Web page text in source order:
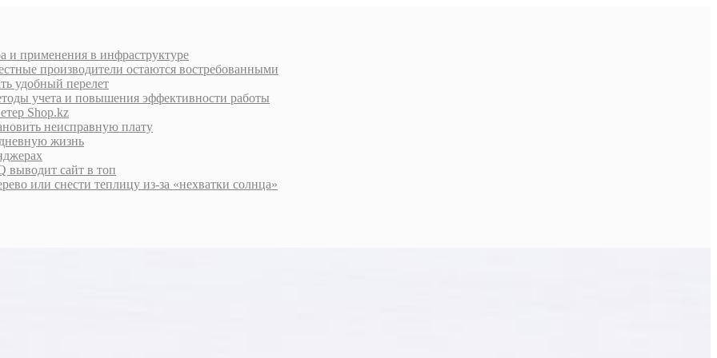
и применения в инфраструктуре
производители остаются востребованными
удобный перелет
учета и повышения эффективности работы
Shop.kz
неисправную плату
жизнь
выводит сайт в топ
или снести теплицу из-за «нехватки солнца»